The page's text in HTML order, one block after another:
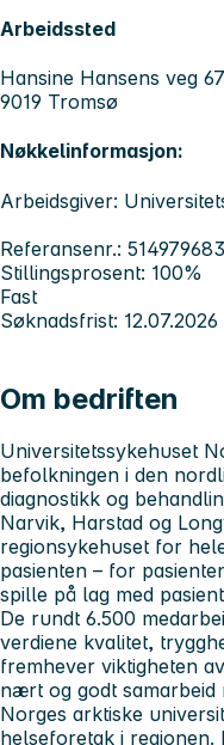
Arbeidssted
Hansine Hansens veg 67
9019 Tromsø
Nøkkelinformasjon:
Arbeidsgiver:
Referansenr.:
Stillingsprosent: 100%
Fast
Søknadsfrist: 12.07.2026
Om bedriften
Universitetssykehuset
befolkningen i den
diagnostikk og
Narvik, Harstad og
regionsykehuset for
pasienten – for
spille på lag med
De rundt 6.500
verdiene kvalitet,
fremhever viktigheten
nært og godt samarbeid
Norges arktiske
helseforetak i regionen.